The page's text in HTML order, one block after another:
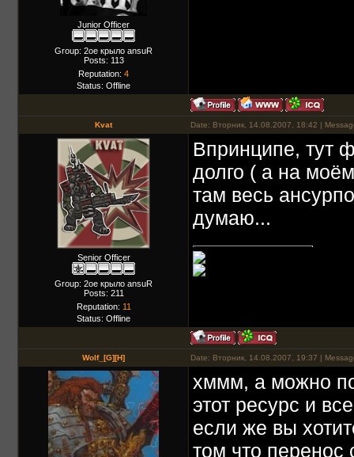
Junior Officer
Group: 2ое крыло ansuR
Posts: 113
Reputation: 4
Status: Offline
Kvat Date: Вторник, 14.08.2007, 18:42 |
Senior Officer
Group: 2ое крыло ansuR
Posts: 211
Reputation: 11
Status: Offline
Впринципе, тут
долго ( а на
там весь
думаю...
Wolf_[G][H] Date: Вторник, 14.08.2007, 19:37 |
хммм, а можно
этот ресурс и
если же вы
том что перенос